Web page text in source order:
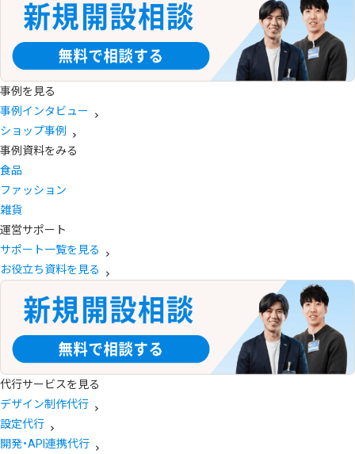
事例を見る
事例インタビュー
ショップ事例
事例資料をみる
食品
ファッション
雑貨
運営サポート
サポート一覧を見る
お役立ち資料を見る
代行サービスを見る
デザイン制作代行
設定代行
開発・API連携代行